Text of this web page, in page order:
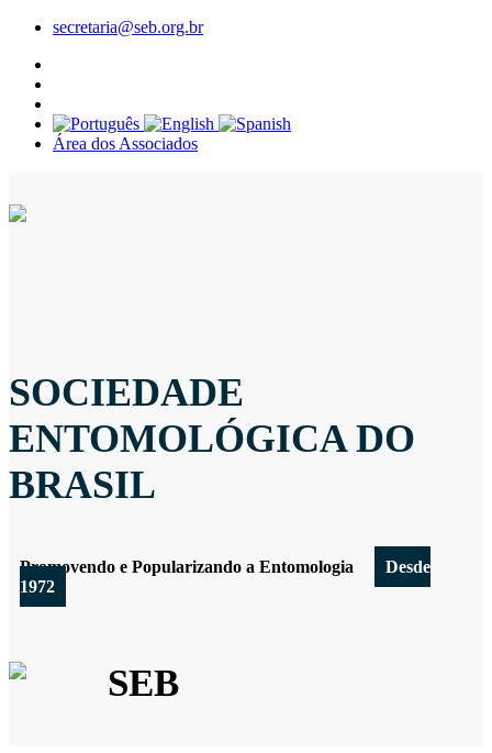
secretaria@seb.org.br
Área dos Associados
SOCIEDADE
ENTOMOLÓGICA DO
BRASIL
Promovendo e Popularizando a Entomologia
Desde
1972
SEB